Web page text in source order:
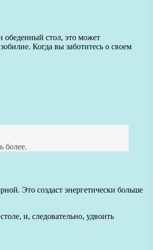
обеденный стол, это может
Когда вы заботитесь о своем
более.
Это создаст энергетически больше
и, следовательно, удвоить